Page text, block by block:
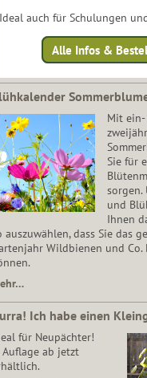
Ideal auch für Schulungen
Alle Infos &
Mit
Sie für
sorgen.
und
Ihnen
auszuwählen, dass Sie das
Wildbienen und Co.
Ich habe einen
für Neupächter!
Auflage ab jetzt